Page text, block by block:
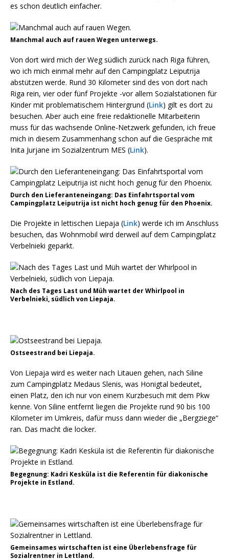
es schon deutlich einfacher.
Manchmal auch auf rauen Wegen unterwegs.
Von dort wird mich der Weg südlich zurück nach Riga führen,
wo ich mich einmal mehr auf den Campingplatz Leiputrija
abstützen werde. Rund 30 Kilometer sind des von dort nach
Riga rein, vier oder fünf Projekte -vor allem Sozialstationen für
Kinder mit problematischem Hintergrund (Link) gilt es dort zu
besuchen. Aber auch eine freie redaktionelle Mitarbeiterin
muss für das wachsende Online-Netzwerk gefunden, ich freue
mich in diesem Zusammenhang schon auf die Gespräche mit
Inita Jurjane im Sozialzentrum MES (Link).
Durch den Lieferanteneingang: Das Einfahrtsportal vom
Campingplatz Leiputrija ist nicht hoch genug für den Phoenix.
Die Projekte in lettischen Liepaja (Link) werde ich im Anschluss
besuchen, das Wohnmobil wird derweil auf dem Campingplatz
Verbelnieki geparkt.
Nach des Tages Last und Müh wartet der Whirlpool in
Verbelnieki, südlich von Liepaja.
Ostseestrand bei Liepaja.
Von Liepaja wird es weiter nach Litauen gehen, nach Siline
zum Campingplatz Medaus Slenis, was Honigtal bedeutet,
einen Platz, den ich nur von einem Kurzbesuch mit dem Pkw
kenne. Von Siline entfernt liegen die Projekte rund 90 bis 100
Kilometer im Umkreis, dafür muss dann wieder die „Bergziege“
ran. Das macht die locker.
Begegnung: Kadri Kesküla ist die Referentin für diakonische
Projekte in Estland.
Gemeinsames wirtschaften ist eine Überlebensfrage für
Sozialrentner in Lettland.